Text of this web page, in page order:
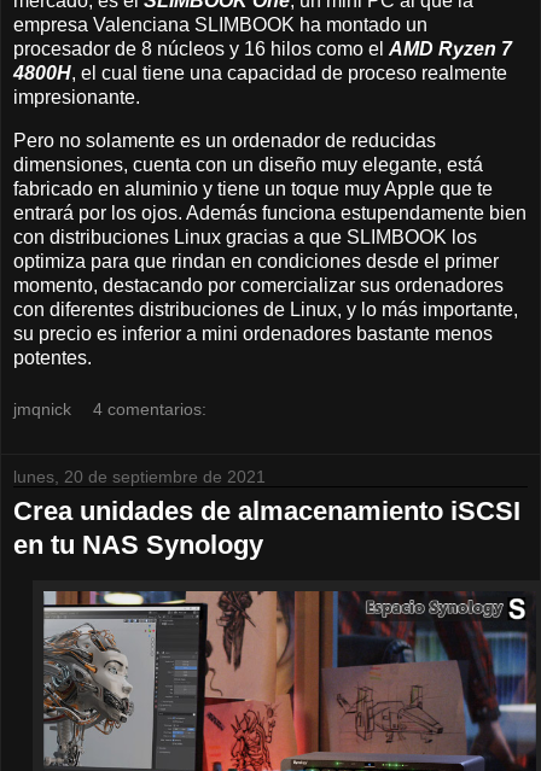
empresa Valenciana SLIMBOOK ha montado un
procesador de 8 núcleos y 16 hilos como el AMD Ryzen 7
4800H, el cual tiene una capacidad de proceso realmente
impresionante.
Pero no solamente es un ordenador de reducidas
dimensiones, cuenta con un diseño muy elegante, está
fabricado en aluminio y tiene un toque muy Apple que te
entrará por los ojos. Además funciona estupendamente bien
con distribuciones Linux gracias a que SLIMBOOK los
optimiza para que rindan en condiciones desde el primer
momento, destacando por comercializar sus ordenadores
con diferentes distribuciones de Linux, y lo más importante,
su precio es inferior a mini ordenadores bastante menos
potentes.
jmqnick 4 comentarios:
lunes, 20 de septiembre de 2021
Crea unidades de almacenamiento iSCSI
en tu NAS Synology